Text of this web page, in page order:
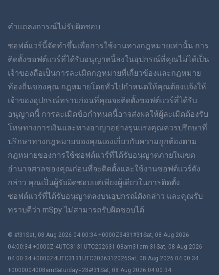
ภาษาไทย
Dansk
ฮินดี
ภาษาฮีบรู
โรมาเนีย
กรีก
คำแถลงการณ์ไม่รับผิดชอบ
ซอฟต์แวร์นี้จัดทำขึ้นเพื่อการใช้งานทางกฎหมายเท่านั้น การ
ติดตั้งซอฟต์แวร์ที่ได้รับอนุญาตนี้ลงในอุปกรณ์ที่คุณไม่ได้เป็น
เจ้าของถือเป็นการละเมิดกฎหมายที่เกี่ยวข้องและกฎหมาย
ท้องถิ่นของคุณ กฎหมายโดยทั่วไปกำหนดให้คุณต้องแจ้งให้
เจ้าของอุปกรณ์ทราบก่อนที่คุณจะติดตั้งซอฟต์แวร์ที่ได้รับ
อนุญาตนี้ การละเมิดข้อกำหนดนี้อาจส่งผลให้ผู้ละเมิดต้องรับ
โทษทางการเงินและทางอาญาอย่างรุนแรงคุณควรปรึกษาที่
ปรึกษาทางกฎหมายของคุณเองเกี่ยวกับความถูกต้องตาม
กฎหมายของการใช้ซอฟต์แวร์ที่ได้รับอนุญาตภายในเขต
อำนาจศาลของคุณก่อนที่จะติดตั้งและใช้งานซอฟต์แวร์ดัง
กล่าว คุณเป็นผู้รับผิดชอบแต่เพียงผู้เดียวในการติดตั้ง
ซอฟต์แวร์ที่ได้รับอนุญาตลงบนอุปกรณ์ดังกล่าว และคุณรับ
ทราบดีว่า mSpy ไม่สามารถรับผิดชอบได้.
© #!31Sat, 08 Aug 2026 04:00:34 +0000Z3431#31Sat, 08 Aug 2026
04:00:34 +0000Z-4UTC3131UTC202631 08am31am-31Sat, 08 Aug 2026
04:00:34 +0000Z4UTC3131UTC2026312026Sat, 08 Aug 2026 04:00:34
+0000004008amSaturday=28#!31Sat, 08 Aug 2026 04:00:34